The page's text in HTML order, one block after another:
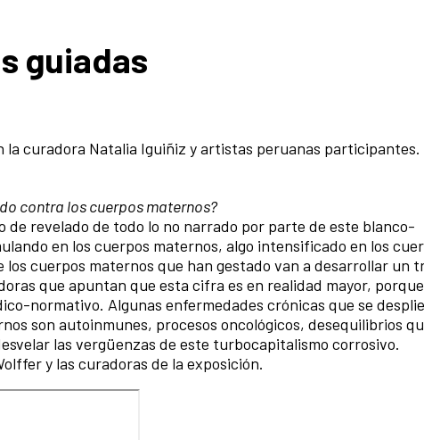
guiadas
la curadora Natalia Iguiñiz y artistas peruanas participantes.
contra los cuerpos maternos?
de revelado de todo lo no narrado por parte de este blanco-
en los cuerpos maternos, algo intensificado en los
cuerpos maternos que han gestado van a desarrollar un
que apuntan que esta cifra es en realidad mayor,
normativo. Algunas enfermedades crónicas que se
son autoinmunes, procesos oncológicos, desequilibrios
las vergüenzas de este turbocapitalismo corrosivo.
y las curadoras de la exposición.